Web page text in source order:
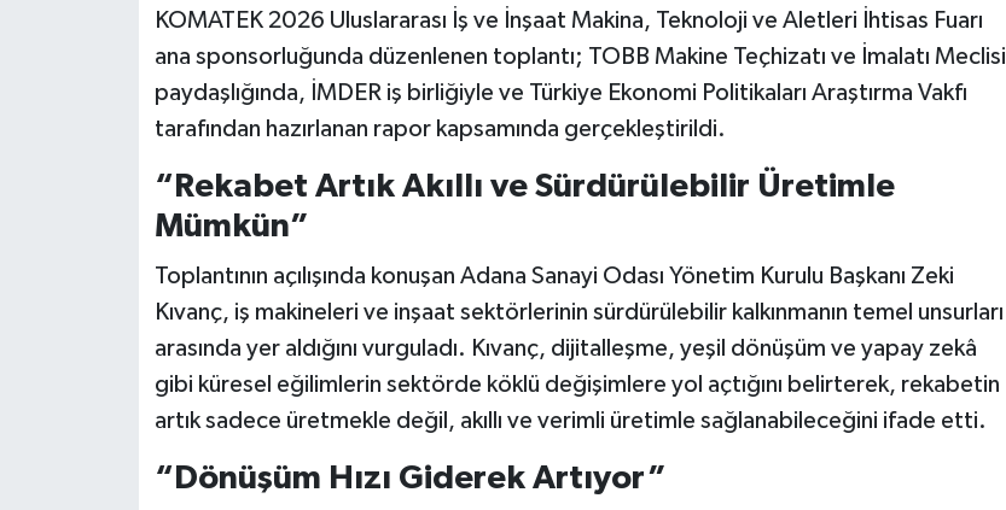
KOMATEK 2026 Uluslararası İş ve İnşaat Makina, Teknoloji ve Aletleri İhtisas Fuarı
ana sponsorluğunda düzenlenen toplantı; TOBB Makine Teçhizatı ve İmalatı Meclisi
paydaşlığında, İMDER iş birliğiyle ve Türkiye Ekonomi Politikaları Araştırma Vakfı
tarafından hazırlanan rapor kapsamında gerçekleştirildi.
“Rekabet Artık Akıllı ve Sürdürülebilir Üretimle
Mümkün”
Toplantının açılışında konuşan Adana Sanayi Odası Yönetim Kurulu Başkanı Zeki
Kıvanç, iş makineleri ve inşaat sektörlerinin sürdürülebilir kalkınmanın temel unsurları
arasında yer aldığını vurguladı. Kıvanç, dijitalleşme, yeşil dönüşüm ve yapay zekâ
gibi küresel eğilimlerin sektörde köklü değişimlere yol açtığını belirterek, rekabetin
artık sadece üretmekle değil, akıllı ve verimli üretimle sağlanabileceğini ifade etti.
“Dönüşüm Hızı Giderek Artıyor”